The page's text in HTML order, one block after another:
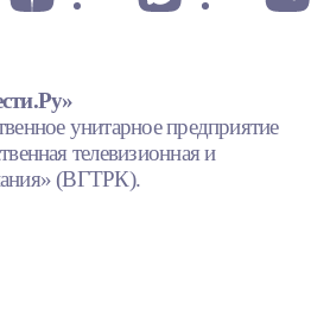
унитарное предприятие
телевизионная и
(ВГТРК).